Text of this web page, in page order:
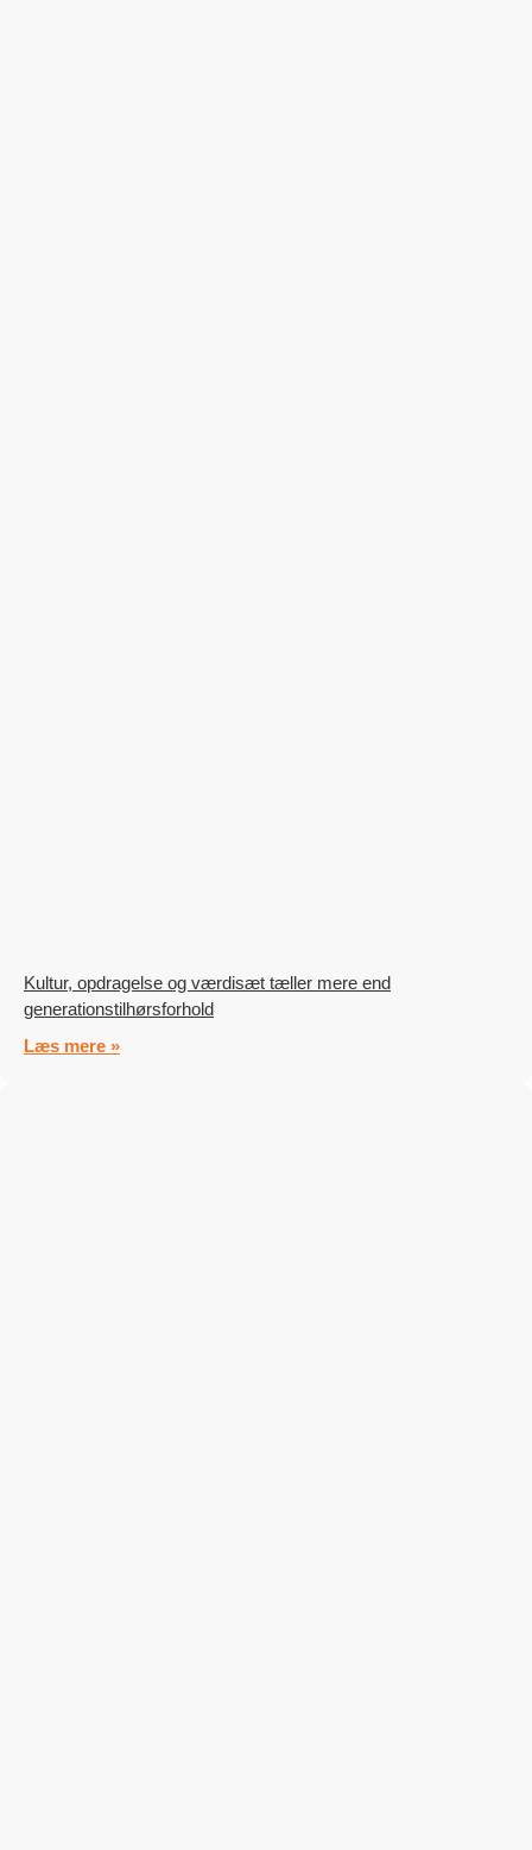
Kultur, opdragelse og værdisæt tæller mere end
generationstilhørsforhold
Læs mere »